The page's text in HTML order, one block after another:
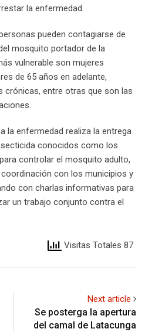
la enfermedad.
pueden contagiarse de
mosquito portador de la
vulnerable son mujeres
de 65 años en adelante,
crónicas, entre otras que son las
la enfermedad realiza la entrega
conocidos como los
controlar el mosquito adulto,
con los municipios y
con charlas informativas para
un trabajo conjunto contra el
Visitas Totales 87
Next article
Se posterga la apertura
del camal de Latacunga